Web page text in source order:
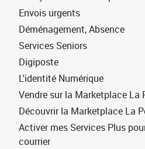
Envois urgents
Déménagement, Absence
Services Seniors
Digiposte
L'identité Numérique
Vendre sur la Marketplace La
Découvrir la Marketplace La
Activer mes Services Plus
courrier